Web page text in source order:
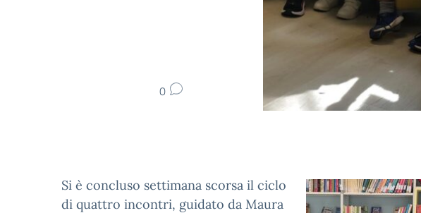
0
Si è concluso settimana scorsa il ciclo
di quattro incontri, guidato da Maura